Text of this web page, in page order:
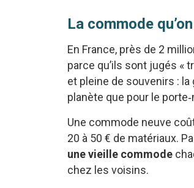
La commode
En France, près de 2
parce qu’ils sont jugés «
et pleine de souvenirs : la
planète que pour le
Une commode neuve
20 à 50 € de matériaux.
une vieille commode
chez les voisins.